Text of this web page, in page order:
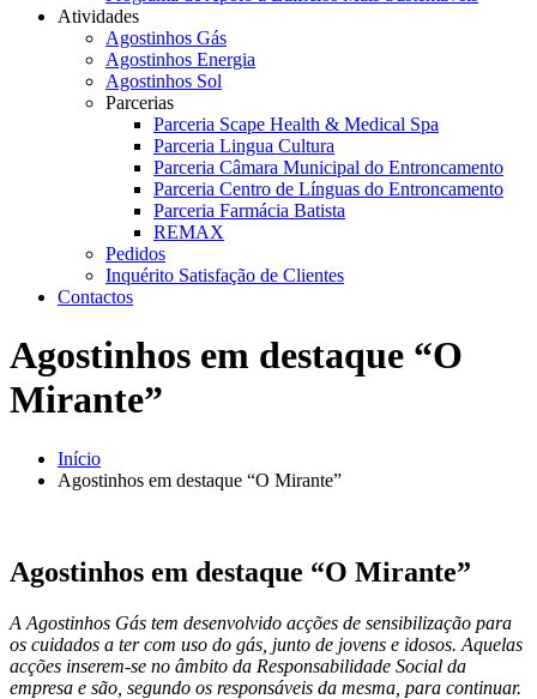
Atividades
Agostinhos Gás
Agostinhos Energia
Agostinhos Sol
Parcerias
Parceria Scape Health & Medical Spa
Parceria Lingua Cultura
Parceria Câmara Municipal do Entroncamento
Parceria Centro de Línguas do Entroncamento
Parceria Farmácia Batista
REMAX
Pedidos
Inquérito Satisfação de Clientes
Contactos
Agostinhos em destaque “O
Mirante”
Início
Agostinhos em destaque “O Mirante”
Agostinhos em destaque “O Mirante”
A Agostinhos Gás tem desenvolvido acções de sensibilização para
os cuidados a ter com uso do gás, junto de jovens e idosos. Aquelas
acções inserem-se no âmbito da Responsabilidade Social da
empresa e são, segundo os responsáveis da mesma, para continuar.